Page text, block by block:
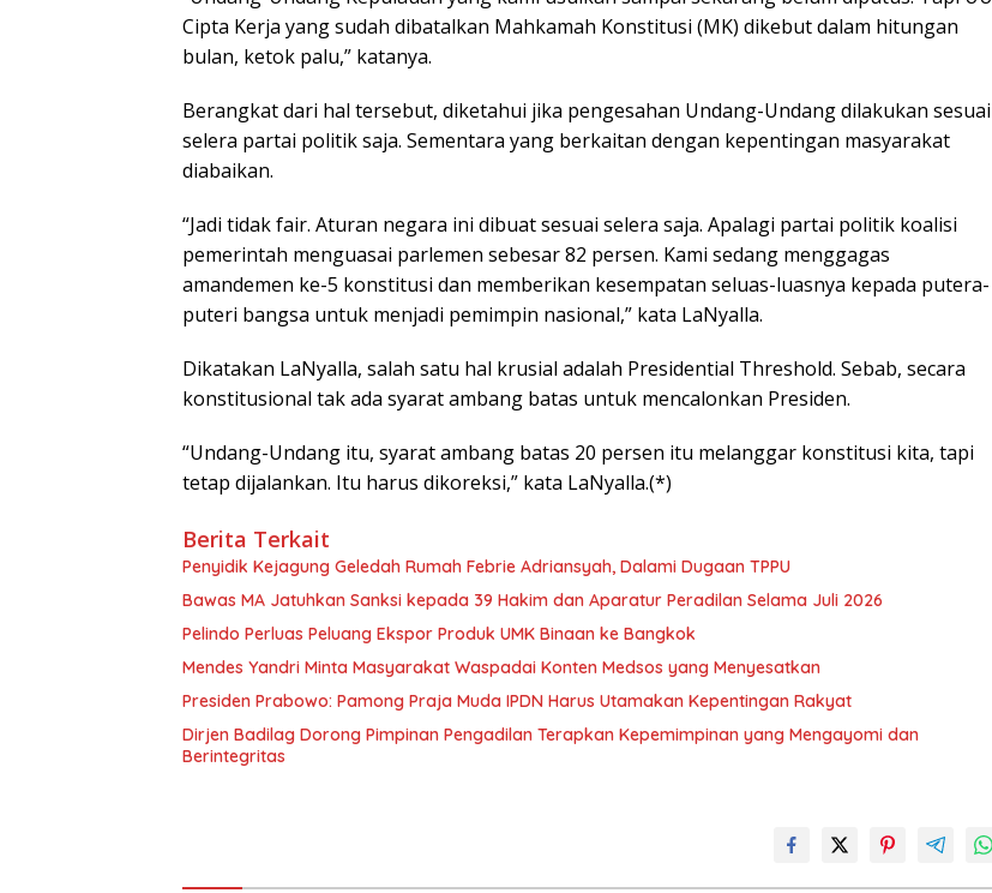
Cipta Kerja yang sudah dibatalkan Mahkamah Konstitusi (MK) dikebut dalam hitungan
bulan, ketok palu,” katanya.
Berangkat dari hal tersebut, diketahui jika pengesahan Undang-Undang dilakukan sesuai
selera partai politik saja. Sementara yang berkaitan dengan kepentingan masyarakat
diabaikan.
“Jadi tidak fair. Aturan negara ini dibuat sesuai selera saja. Apalagi partai politik koalisi
pemerintah menguasai parlemen sebesar 82 persen. Kami sedang menggagas
amandemen ke-5 konstitusi dan memberikan kesempatan seluas-luasnya kepada putera-
puteri bangsa untuk menjadi pemimpin nasional,” kata LaNyalla.
Dikatakan LaNyalla, salah satu hal krusial adalah Presidential Threshold. Sebab, secara
konstitusional tak ada syarat ambang batas untuk mencalonkan Presiden.
“Undang-Undang itu, syarat ambang batas 20 persen itu melanggar konstitusi kita, tapi
tetap dijalankan. Itu harus dikoreksi,” kata LaNyalla.(*)
Berita Terkait
Penyidik Kejagung Geledah Rumah Febrie Adriansyah, Dalami Dugaan TPPU
Bawas MA Jatuhkan Sanksi kepada 39 Hakim dan Aparatur Peradilan Selama Juli 2026
Pelindo Perluas Peluang Ekspor Produk UMK Binaan ke Bangkok
Mendes Yandri Minta Masyarakat Waspadai Konten Medsos yang Menyesatkan
Presiden Prabowo: Pamong Praja Muda IPDN Harus Utamakan Kepentingan Rakyat
Dirjen Badilag Dorong Pimpinan Pengadilan Terapkan Kepemimpinan yang Mengayomi dan
Berintegritas